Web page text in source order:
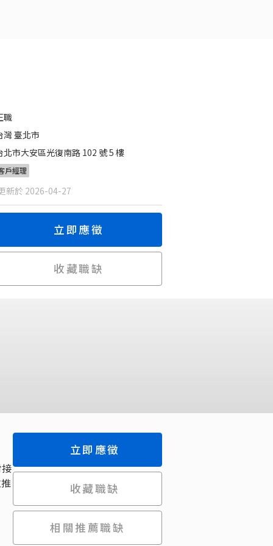
職
灣 臺北市
北市大安區光復南路 102 號 5 樓
戶經理
新於 2026-04-27
立即應徵
收藏職缺
立即應徵
收藏職缺
相關推薦職缺